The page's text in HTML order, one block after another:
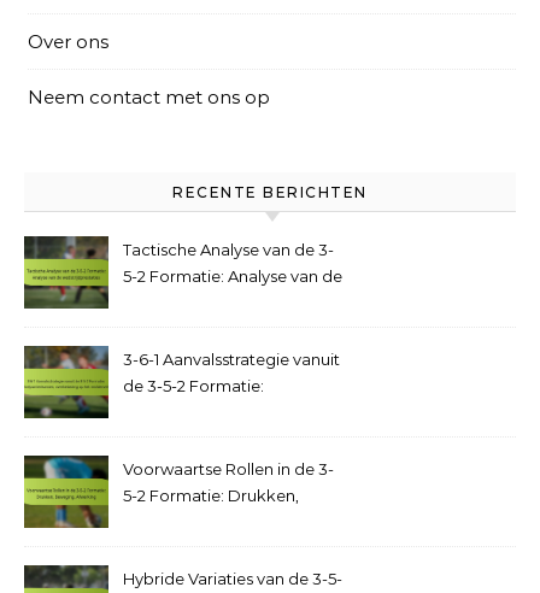
Over ons
Neem contact met ons op
RECENTE BERICHTEN
Tactische Analyse van de 3-
5-2 Formatie: Analyse van de
3-6-1 Aanvalsstrategie vanuit
de 3-5-2 Formatie:
middenveld
Voorwaartse Rollen in de 3-
5-2 Formatie: Drukken,
Hybride Variaties van de 3-5-